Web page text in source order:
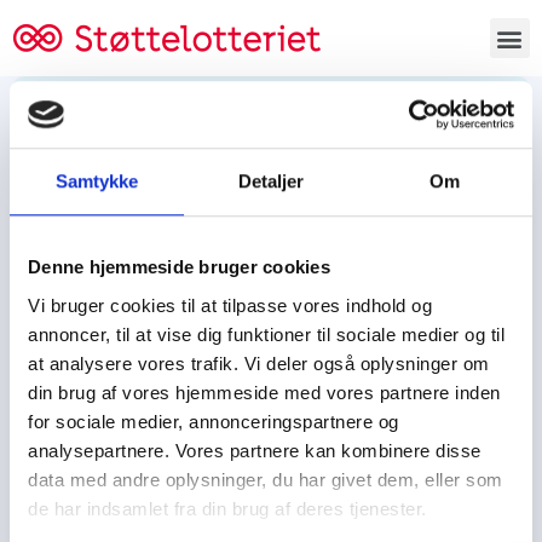
Samtykke Detaljer Om
Denne hjemmeside bruger cookies
Vi bruger cookies til at tilpasse vores indhold og
annoncer, til at vise dig funktioner til sociale medier og til
at analysere vores trafik. Vi deler også oplysninger om
din brug af vores hjemmeside med vores partnere inden
for sociale medier, annonceringspartnere og
analysepartnere. Vores partnere kan kombinere disse
data med andre oplysninger, du har givet dem, eller som
de har indsamlet fra din brug af deres tjenester.
Tjen penge og støt
Tjen penge til:
Spejdere/spejdergruppen/FDF’ere, m.fl.
Kontor
Tjenpengeogstoet.dk
Ejby Industrivej 91
DK – 2600 Glostrup
CVR: 19347508